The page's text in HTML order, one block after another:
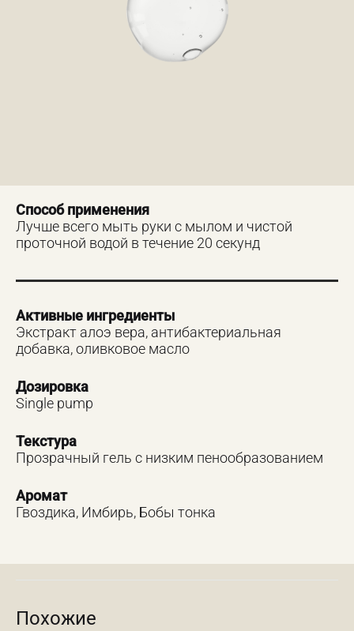
Способ применения
Лучше всего мыть руки с мылом и чистой
проточной водой в течение 20 секунд
Активные ингредиенты
Экстракт алоэ вера, антибактериальная
добавка, оливковое масло
Дозировка
Single pump
Текстура
Прозрачный гель с низким пенообразованием
Аромат
Гвоздика, Имбирь, Бобы тонка
Похожие